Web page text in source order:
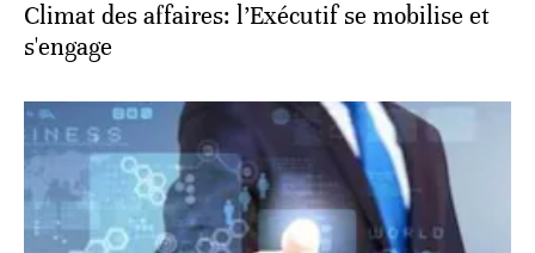
Climat des affaires: l’Exécutif se mobilise et
s'engage